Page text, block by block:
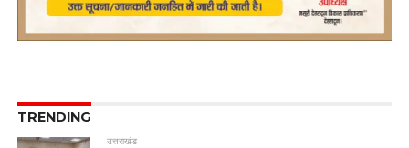
TRENDING
उत्तराखंड